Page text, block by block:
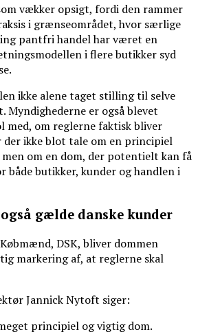
vækker opsigt, fordi den rammer
i grænseområdet, hvor særlige
pantfri handel har været en
i flere butikker syd
ikke alene taget stilling til selve
Myndighederne er også blevet
om reglerne faktisk bliver
der ikke blot tale om en principiel
om en dom, der potentielt kan få
både butikker, kunder og handlen i
gælde danske kunder
DSK, bliver dommen
markering af, at reglerne skal
Jannick Nytoft siger:
principiel og vigtig dom.